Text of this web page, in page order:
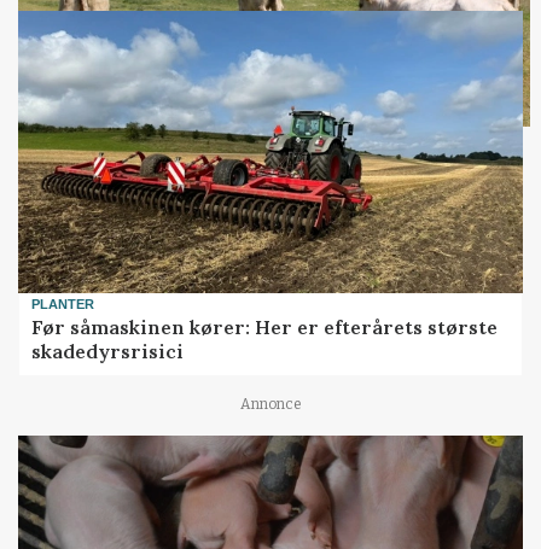
PLANTER
Før såmaskinen kører: Her er efterårets største
skadedyrsrisici
Annonce